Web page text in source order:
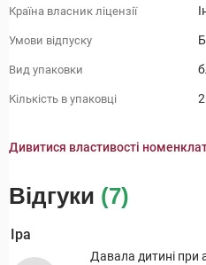
Країна власник ліцензії
Умови відпуску
Вид упаковки
Кількість в упаковці
Дивитися властивості
Відгуки (7)
Іра
Давала дитині при